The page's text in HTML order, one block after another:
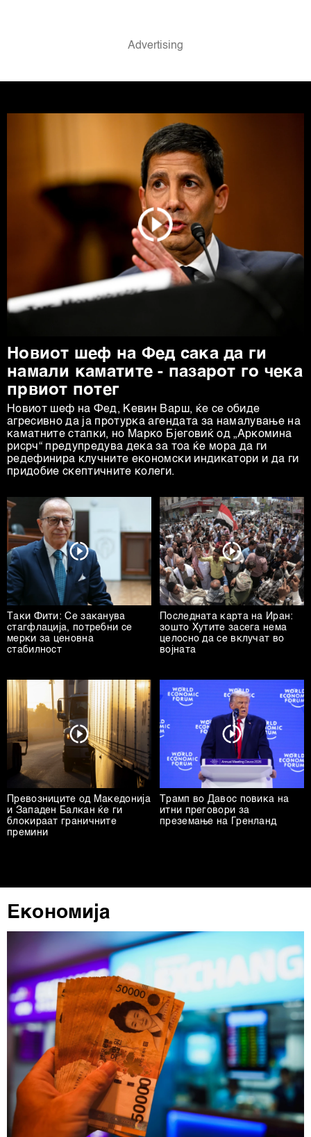
Новиот шеф на Фед сака да ги
намали каматите - пазарот го чека
првиот потег
Новиот шеф на Фeд, Кевин Варш, ќе се обиде
агресивно да ја протурка агендата за намалување на
каматните стапки, но Марко Бјеговиќ од „Аркомина
рисрч“ предупредува дека за тоа ќе мора да ги
редефинира клучните економски индикатори и да ги
придобие скептичните колеги.
Таки Фити: Се заканува
стагфлација, потребни се
мерки за ценовна
стабилност
Последната карта на Иран:
зошто Хутите засега нема
целосно да се вклучат во
војната
Превозниците од Македонија
и Западен Балкан ќе ги
блокираат граничните
премини
Трамп во Давос повика на
итни преговори за
преземање на Гренланд
Економија